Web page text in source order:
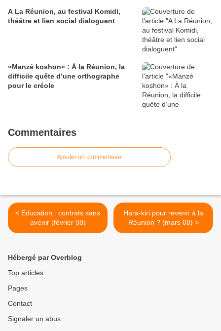
A La Réunion, au festival Komidi,
théâtre et lien social dialoguent
«Manzé koshon» : À la Réunion, la
difficile quête d’une orthographe
pour le créole
Commentaires
Ajouter un commentaire
< Education : contrats sans
avenir (février 08)
Hara-kiri pour revenir à la
Réunion ? (mars 08) >
Hébergé par Overblog
Top articles
Pages
Contact
Signaler un abus